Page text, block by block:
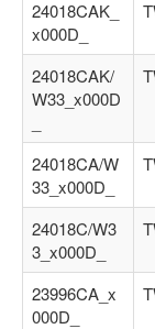
24018CAK_
x000D_
24018CAK/
W33_x000D
24018CA/W
33_x000D_
24018C/W3
3_x000D_
23996CA_x
000D_